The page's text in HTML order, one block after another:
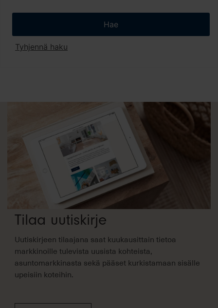
Hae
Tyhjennä haku
Tilaa uutiskirje
Uutiskirjeen tilaajana saat kuukausittain tietoa
markkinoille tulevista uusista kohteista,
asuntomarkkinasta sekä pääset kurkistamaan sisälle
upeisiin koteihin.